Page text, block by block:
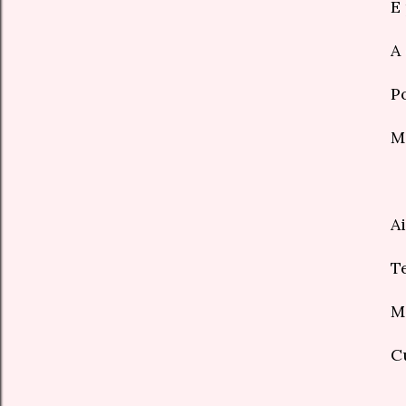
E
A